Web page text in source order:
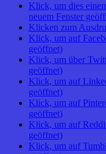
Klick, um dies
neuem Fenster
Klicken zum
Klick, um auf
geöffnet)
Klick, um über
geöffnet)
Klick, um auf
geöffnet)
Klick, um auf
geöffnet)
Klick, um auf
geöffnet)
Klick, um auf